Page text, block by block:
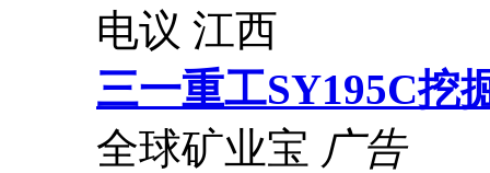
电议 江西
三一重工SY195C挖
全球矿业宝 广告